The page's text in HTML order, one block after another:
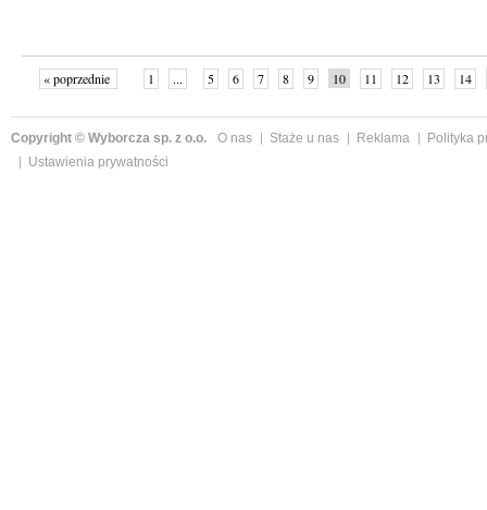
« poprzednie 1 ... 5 6 7 8 9 10 11 12 13 14
Copyright © Wyborcza sp. z o.o. O nas Staże u nas Reklama
Polityka
Ustawienia prywatności